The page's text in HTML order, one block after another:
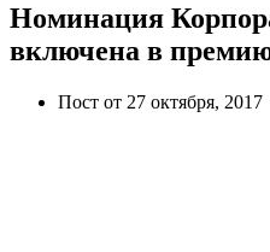
Номинация
включена в
Пост от 27 октября, 2017